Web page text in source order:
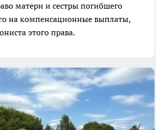
матери и сестры погибшего
на компенсационные выплаты,
этого права.